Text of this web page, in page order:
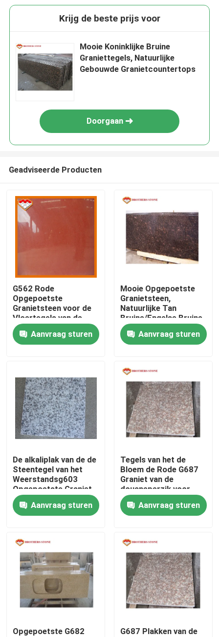
Producten
Over ons
Kwaliteitscontrole
Neem contact met ons op
Nieuws
Gevallen
Vraag een offerte
De Plakken van de granietsteen
Krijg de beste prijs voor
Mooie Koninklijke Bruine
Graniettegels, Natuurlijke
Gebouwde Granietcountertops
Doorgaan
Geadviseerde Producten
G562 Rode
Opgepoetste
Granietsteen voor de
Vloertegels van de
Muurbekleding
Aanvraag sturen
Mooie Opgepoetste
Granietsteen,
Natuurlijke Tan
Bruine/Engelse Bruine
Granietplakken
Aanvraag sturen
De alkaliplak van de de
Steentegel van het
Weerstandsg603
Opgepoetste Graniet
voor Countertop
Aanvraag sturen
Tegels van het de
Bloem de Rode G687
Graniet van de
douaneperzik voor
Badkamersvloer
Aanvraag sturen
Opgepoetste G682
G687 Plakken van de